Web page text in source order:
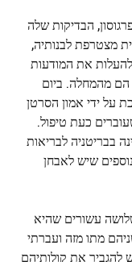
הבדיקות שלה
מצטרפת לבנותיה,
להעלות את המודעות
הם מהמחלה. ביום
על ידי אמון הסרטן
כעת טיפול.
בבריטניה לבריאות
שיש לאבחן
עשורים שהיא
מתו מזה ועברתי
את קולותיהם